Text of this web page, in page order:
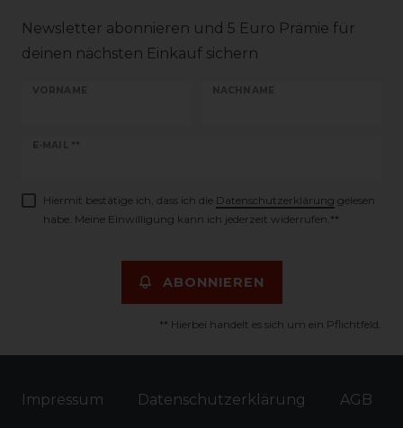
Newsletter abonnieren und 5 Euro Prämie für
deinen nächsten Einkauf sichern
VORNAME NACHNAME
E-MAIL **
Newsletter
Hiermit bestätige ich, dass ich die Daten­schutz­erklärung gelesen
habe. Meine Einwilligung kann ich jederzeit widerrufen.**
ABONNIEREN
** Hierbei handelt es sich um ein Pflichtfeld.
Impressum Daten­schutz­erklärung AGB